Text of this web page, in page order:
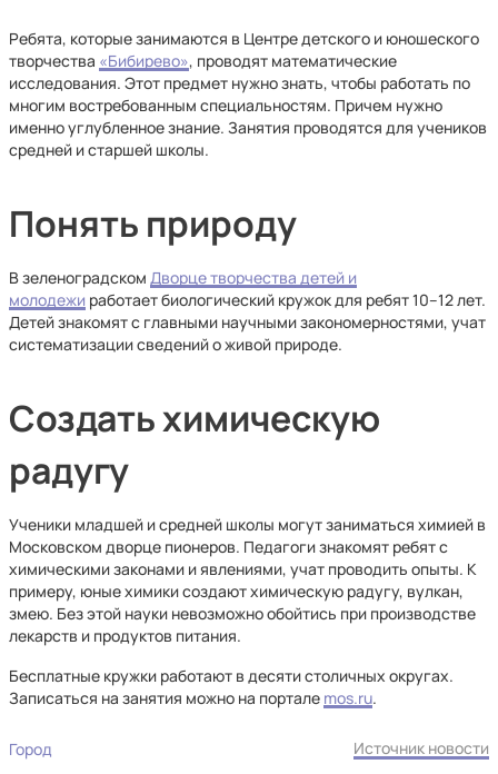
Ребята, которые занимаются в Центре детского и юношеского
творчества «Бибирево», проводят математические
исследования. Этот предмет нужно знать, чтобы работать по
многим востребованным специальностям. Причем нужно
именно углубленное знание. Занятия проводятся для учеников
средней и старшей школы.
Понять природу
В зеленоградском Дворце творчества детей и
молодежи работает биологический кружок для ребят 10–12 лет.
Детей знакомят с главными научными закономерностями, учат
систематизации сведений о живой природе.
Создать химическую
радугу
Ученики младшей и средней школы могут заниматься химией в
Московском дворце пионеров. Педагоги знакомят ребят с
химическими законами и явлениями, учат проводить опыты. К
примеру, юные химики создают химическую радугу, вулкан,
змею. Без этой науки невозможно обойтись при производстве
лекарств и продуктов питания.
Бесплатные кружки работают в десяти столичных округах.
Записаться на занятия можно на портале mos.ru.
Город Источник новости